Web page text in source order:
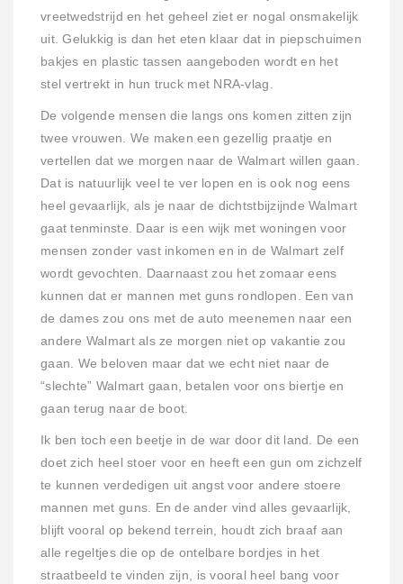
vreetwedstrijd en het geheel ziet er nogal onsmakelijk
uit. Gelukkig is dan het eten klaar dat in piepschuimen
bakjes en plastic tassen aangeboden wordt en het
stel vertrekt in hun truck met NRA-vlag.
De volgende mensen die langs ons komen zitten zijn
twee vrouwen. We maken een gezellig praatje en
vertellen dat we morgen naar de Walmart willen gaan.
Dat is natuurlijk veel te ver lopen en is ook nog eens
heel gevaarlijk, als je naar de dichtstbijzijnde Walmart
gaat tenminste. Daar is een wijk met woningen voor
mensen zonder vast inkomen en in de Walmart zelf
wordt gevochten. Daarnaast zou het zomaar eens
kunnen dat er mannen met guns rondlopen. Een van
de dames zou ons met de auto meenemen naar een
andere Walmart als ze morgen niet op vakantie zou
gaan. We beloven maar dat we echt niet naar de
“slechte” Walmart gaan, betalen voor ons biertje en
gaan terug naar de boot.
Ik ben toch een beetje in de war door dit land. De een
doet zich heel stoer voor en heeft een gun om zichzelf
te kunnen verdedigen uit angst voor andere stoere
mannen met guns. En de ander vind alles gevaarlijk,
blijft vooral op bekend terrein, houdt zich braaf aan
alle regeltjes die op de ontelbare bordjes in het
straatbeeld te vinden zijn, is vooral heel bang voor